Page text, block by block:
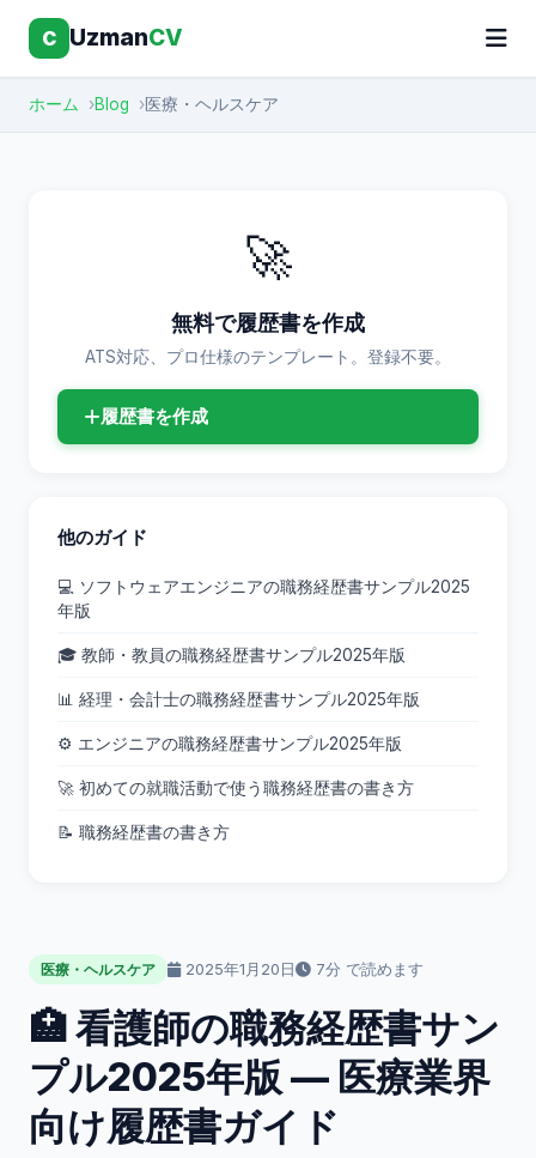
C UzmanCV
ホーム Blog 医療・ヘルスケア
医療・ヘルスケア 2025年1月20日 7分 で読めます
🏥 看護師の職務経歴書サン
プル2025年版 — 医療業界
向け履歴書ガイド
🚀
無料で履歴書を作成
ATS対応、プロ仕様のテンプレート。登録不要。
履歴書を作成
他のガイド
💻 ソフトウェアエンジニアの職務経歴書サンプル2025
年版
🎓 教師・教員の職務経歴書サンプル2025年版
📊 経理・会計士の職務経歴書サンプル2025年版
⚙️ エンジニアの職務経歴書サンプル2025年版
🚀 初めての就職活動で使う職務経歴書の書き方
📝 職務経歴書の書き方